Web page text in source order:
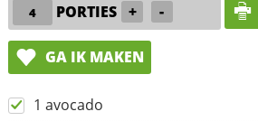
PORTIES + -
GA IK MAKEN
1 avocado